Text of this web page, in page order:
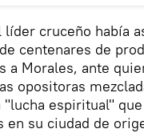
líder cruceño había
centenares de
a Morales, ante
opositoras
"lucha espiritual"
en su ciudad de